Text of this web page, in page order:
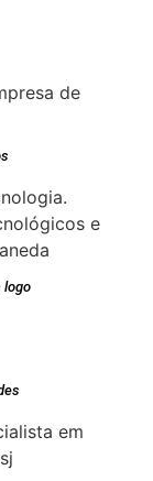
logo